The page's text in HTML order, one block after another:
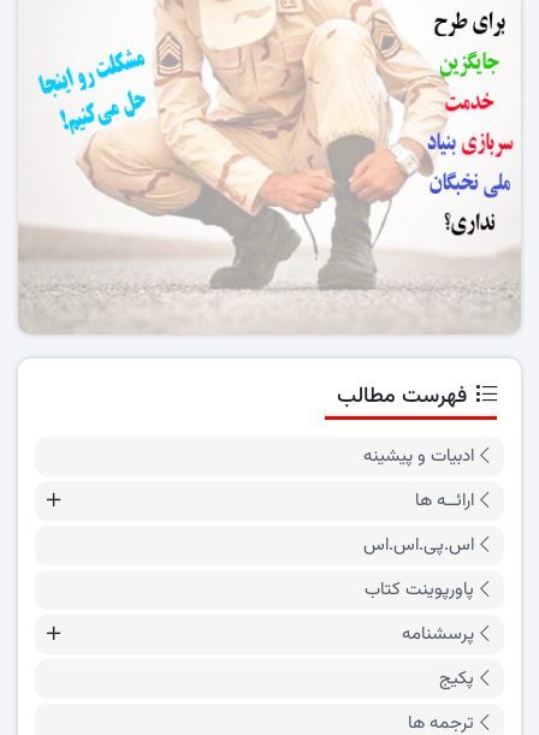
فهرست مطالب
ادبیات و پیشینه
ارائــه ها
اس.پی.اس.اس
پاورپوینت کتاب
پرسشنامه
پکیج
ترجمه ها